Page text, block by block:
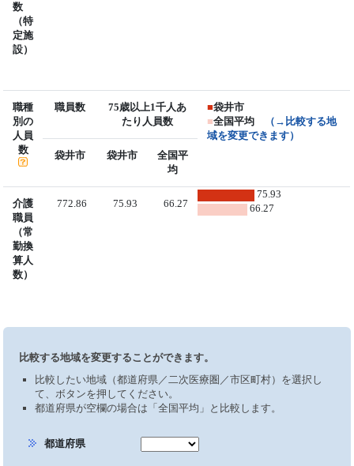
数
（特
定施
設）
職種
別の
人員
数
職員数
75歳以上1千人あ
たり人員数
■袋井市
■全国平均
（→比較する地
域を変更できます）
袋井市
袋井市
全国平
均
介護
職員
（常
勤換
算人
数）
772.86 75.93 66.27
75.93
66.27
比較する地域を変更することができます。
比較したい地域（都道府県／二次医療圏／市区町村）を選択し
て、ボタンを押してください。
都道府県が空欄の場合は「全国平均」と比較します。
都道府県